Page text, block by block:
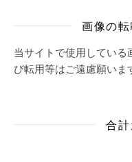
画像の
当サイトで使用している
び転用等はご遠慮願いま
合